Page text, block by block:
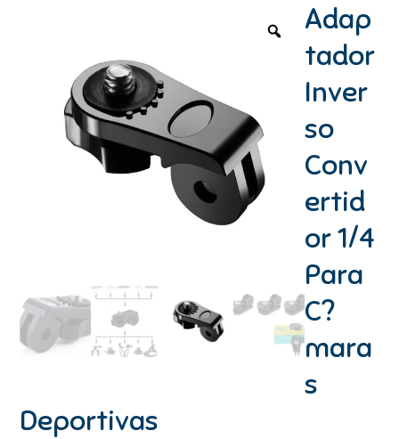
Adap
tador
Inver
so
Conv
ertid
or 1/4
Para
C?
mara
s
Deportivas